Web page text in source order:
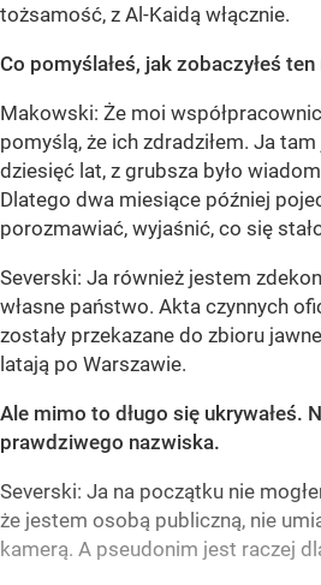
tożsamość, z Al-Kaidą włącznie.
Co pomyślałeś, jak zobaczyłeś
Makowski: Że moi
pomyślą, że ich zdradziłem. Ja
dziesięć lat, z grubsza było
Dlatego dwa miesiące później
porozmawiać, wyjaśnić, co się
Severski: Ja również jestem
własne państwo. Akta czynnych
zostały przekazane do zbioru
latają po Warszawie.
Ale mimo to długo się ukrywałeś.
prawdziwego nazwiska.
Severski: Ja na początku nie
że jestem osobą publiczną, nie
kamerą. A pseudonim jest raczej